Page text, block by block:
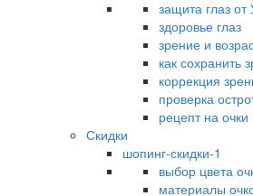
защита глаз
здоровье глаз
зрение и
как сохранить
коррекция
проверка
рецепт на очки
Скидки
шопинг-скидки-1
выбор цвета
материалы